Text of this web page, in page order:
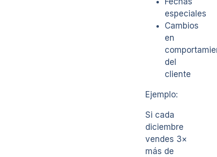
especiales
Cambios
en
del
cliente
Ejemplo:
Si cada
diciembre
vendes 3×
más de